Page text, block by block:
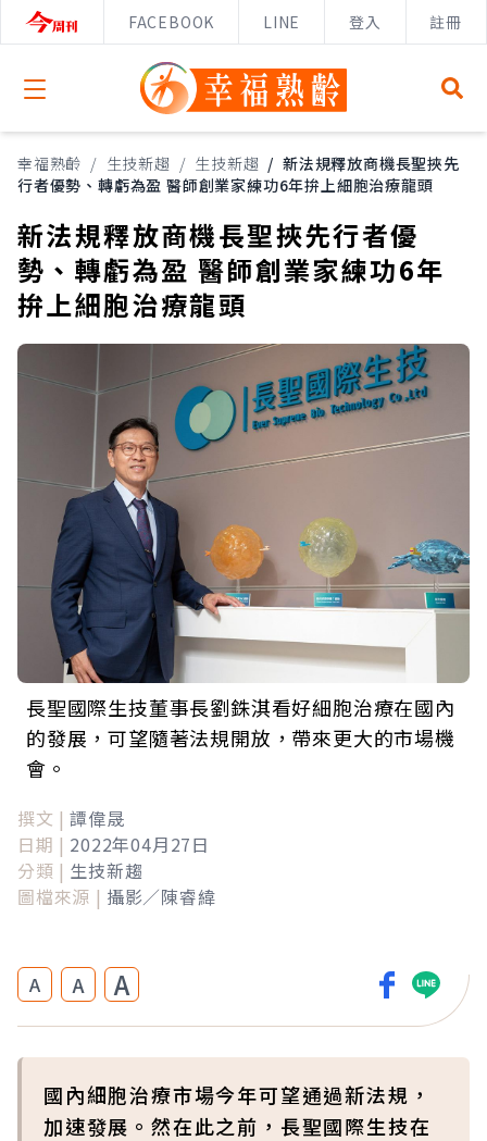
FACEBOOK LINE 登入 註冊
Open menu
幸福熟齡 / 生技新趨 / 生技新趨 / 新法規釋放商機長聖挾先
行者優勢、轉虧為盈 醫師創業家練功6年拚上細胞治療龍頭
新法規釋放商機長聖挾先行者優
勢、轉虧為盈 醫師創業家練功6年
拚上細胞治療龍頭
長聖國際生技董事長劉銖淇看好細胞治療在國內
的發展，可望隨著法規開放，帶來更大的市場機
會。
撰文 | 譚偉晟
日期 | 2022年04月27日
分類 | 生技新趨
圖檔來源 | 攝影／陳睿緯
A A A
國內細胞治療市場今年可望通過新法規，
加速發展。然在此之前，長聖國際生技在